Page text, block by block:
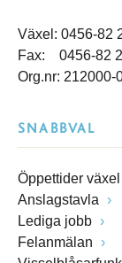
Växel: 0456-82
Fax: 0456-82
Org.nr: 212000-
SNABBVAL
Öppettider
Anslagstavla
Lediga jobb
Felanmälan